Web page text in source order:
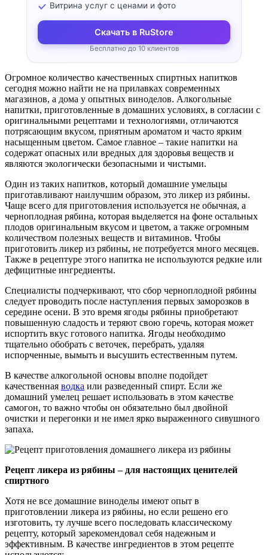
Витрина услуг с ценами и фото
Скачать в RuStore
Бесплатно до 10 клиентов
Огромное количество качественных спиртных напитков
сегодня можно найти не на прилавках современных
магазинов, а дома у опытных виноделов. Алкогольные
напитки, приготовленные в домашних условиях, в согласии с
оригинальными рецептами и технологиями, отличаются
потрясающим вкусом, приятным ароматом и часто ярким
насыщенным цветом. Самое главное – такие напитки на
содержат опасных или вредных для здоровья веществ и
являются экологически безопасными и чистыми.
Один из таких напитков, который домашние умельцы
приготавливают наилучшим образом, это ликер из рябины.
Чаще всего для приготовления используется не обычная, а
черноплодная рябина, которая выделяется на фоне остальных
плодов оригинальным вкусом и цветом, а также огромным
количеством полезных веществ и витаминов. Чтобы
приготовить ликер из рябины, не потребуется много месяцев.
Также в рецептуре этого напитка не используются редкие или
дефицитные ингредиенты.
Специалисты подчеркивают, что сбор черноплодной рябины
следует проводить после наступления первых заморозков в
середине осени. В это время ягоды рябины приобретают
повышенную сладость и теряют свою горечь, которая может
испортить вкус готового напитка. Ягоды необходимо
тщательно обобрать с веточек, перебрать, удаляя
испорченные, вымыть и высушить естественным путем.
В качестве алкогольной основы вполне подойдет
качественная водка или разведенный спирт. Если же
домашний умелец решает использовать в этом качестве
самогон, то важно чтобы он обязательно был двойной
очистки и перегонки и не имел ярко выраженного сивушного
запаха.
Рецепт ликера из рябины – для настоящих ценителей
спиртного
Хотя не все домашние виноделы имеют опыт в
приготовлении ликера из рябины, но если решено его
изготовить, ту лучше всего последовать классическому
рецепту, который зарекомендовал себя надежным и
эффективным. В качестве ингредиентов в этом рецепте